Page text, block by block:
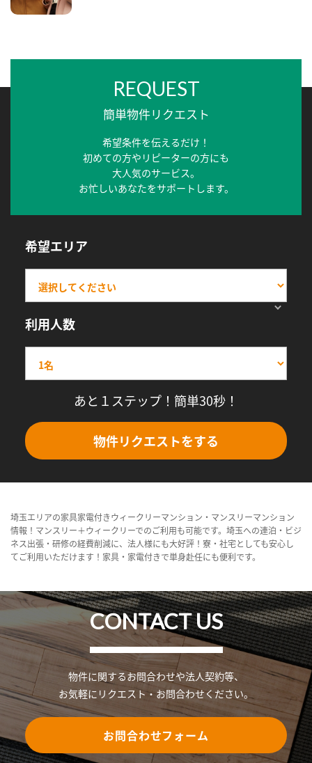
REQUEST
簡単物件リクエスト
希望条件を伝えるだけ！
初めての方やリピーターの方にも
大人気のサービス。
お忙しいあなたをサポートします。
希望エリア
利用人数
あと１ステップ！簡単30秒！
物件リクエストをする
埼玉エリアの家具家電付きウィークリーマンション・マンスリーマンション
情報！マンスリー＋ウィークリーでのご利用も可能です。埼玉への連泊・ビジ
ネス出張・研修の経費削減に、法人様にも大好評！寮・社宅としても安心し
てご利用いただけます！家具・家電付きで単身赴任にも便利です。
CONTACT US
物件に関するお問合わせや法人契約等、
お気軽にリクエスト・お問合わせください。
お問合わせフォーム